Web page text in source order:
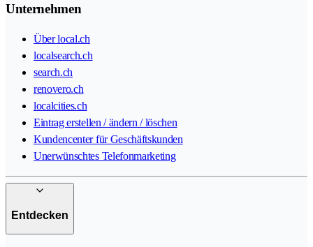
Unternehmen
Über local.ch
localsearch.ch
search.ch
renovero.ch
localcities.ch
Eintrag erstellen / ändern / löschen
Kundencenter für Geschäftskunden
Unerwünschtes Telefonmarketing
Entdecken